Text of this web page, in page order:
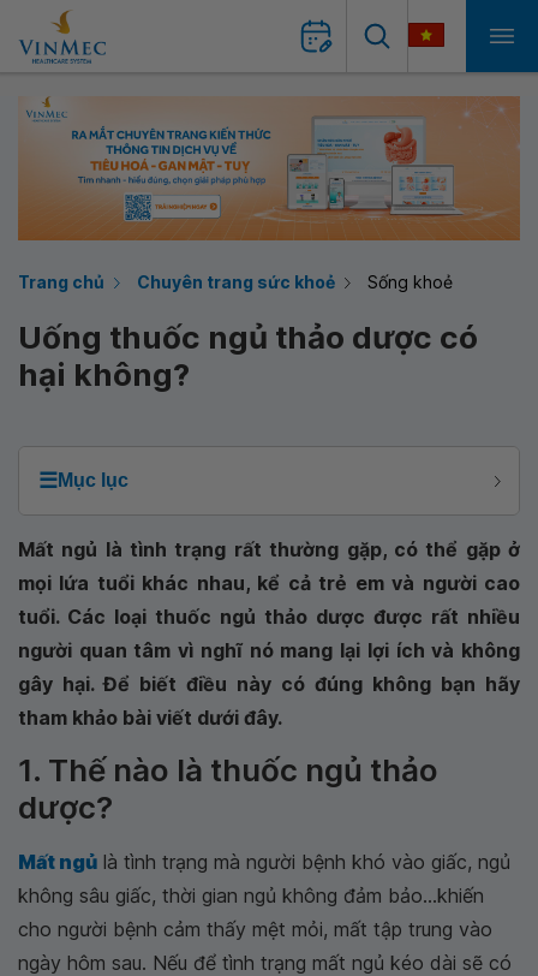
Trang chủ Chuyên trang sức khoẻ Sống khoẻ
Uống thuốc ngủ thảo dược có
hại không?
☰Mục lục
Mất ngủ là tình trạng rất thường gặp, có thể gặp ở
mọi lứa tuổi khác nhau, kể cả trẻ em và người cao
tuổi. Các loại thuốc ngủ thảo dược được rất nhiều
người quan tâm vì nghĩ nó mang lại lợi ích và không
gây hại. Để biết điều này có đúng không bạn hãy
tham khảo bài viết dưới đây.
1. Thế nào là thuốc ngủ thảo
dược?
Mất ngủ là tình trạng mà người bệnh khó vào giấc, ngủ
không sâu giấc, thời gian ngủ không đảm bảo...khiến
cho người bệnh cảm thấy mệt mỏi, mất tập trung vào
ngày hôm sau. Nếu để tình trạng mất ngủ kéo dài sẽ có